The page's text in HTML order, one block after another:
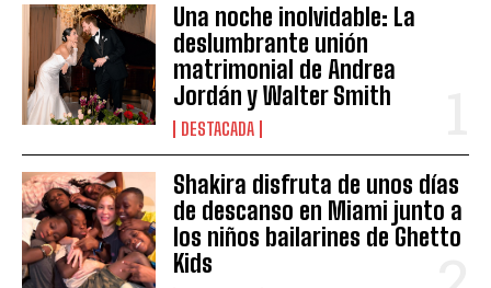
Una noche inolvidable: La
deslumbrante unión
matrimonial de Andrea
Jordán y Walter Smith
DESTACADA
Shakira disfruta de unos días
de descanso en Miami junto a
los niños bailarines de Ghetto
Kids